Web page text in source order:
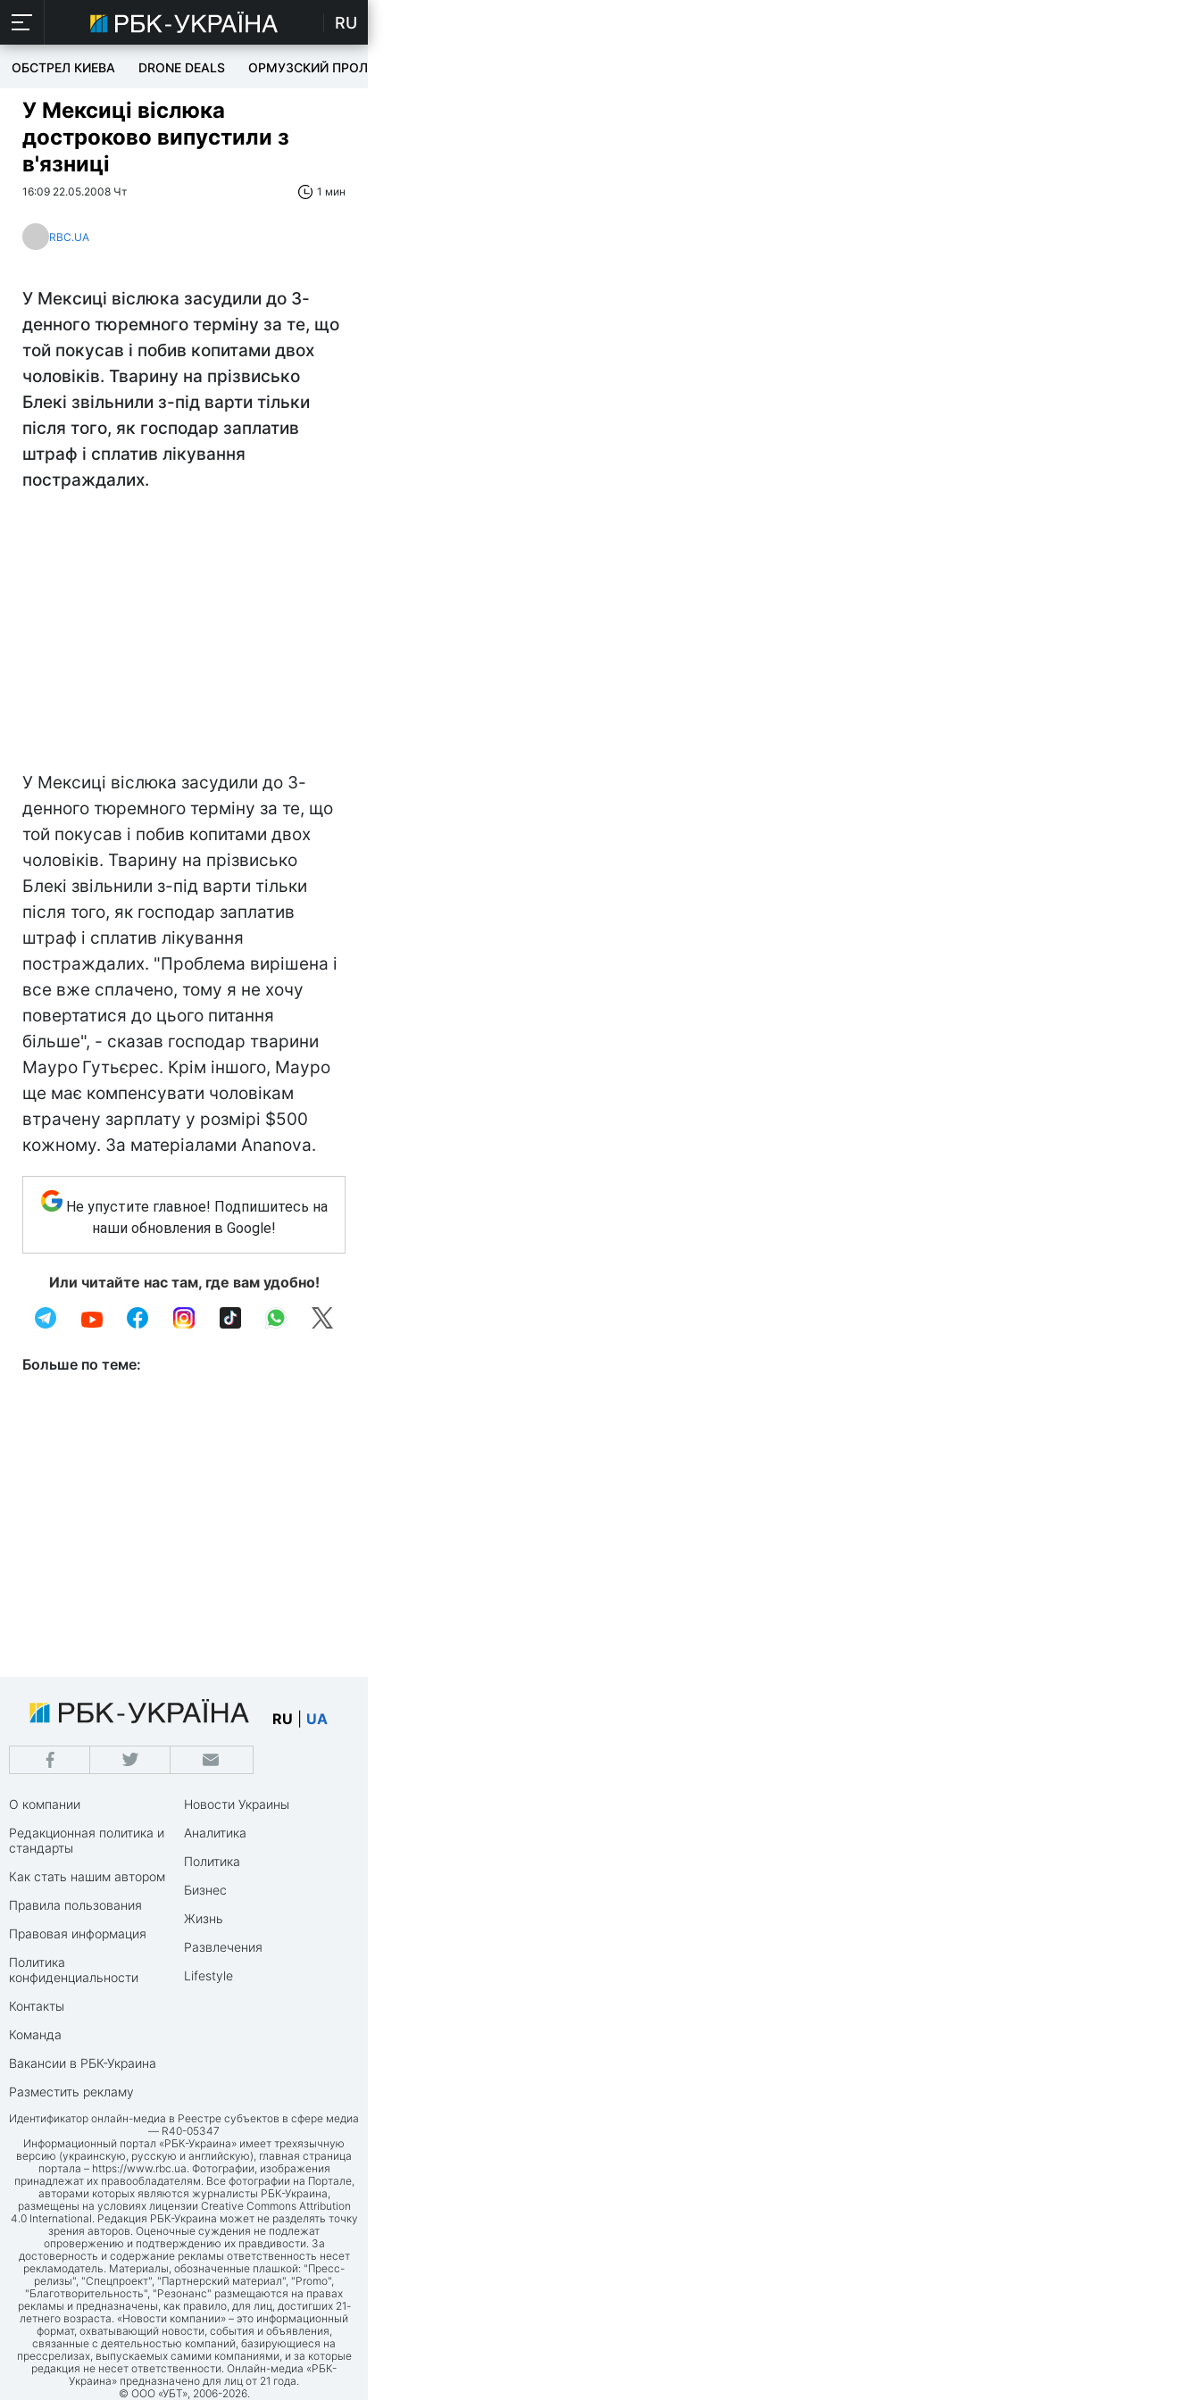
RU
ОБСТРЕЛ КИЕВА DRONE DEALS ОРМУЗСКИЙ ПРОЛИВ
У Мексиці віслюка
достроково випустили з
в'язниці
16:09 22.05.2008 Чт 1 мин
RBC.UA
У Мексиці віслюка засудили до 3-
денного тюремного терміну за те, що
той покусав і побив копитами двох
чоловіків. Тварину на прізвисько
Блекі звільнили з-під варти тільки
після того, як господар заплатив
штраф і сплатив лікування
постраждалих.
У Мексиці віслюка засудили до 3-
денного тюремного терміну за те, що
той покусав і побив копитами двох
чоловіків. Тварину на прізвисько
Блекі звільнили з-під варти тільки
після того, як господар заплатив
штраф і сплатив лікування
постраждалих. "Проблема вирішена і
все вже сплачено, тому я не хочу
повертатися до цього питання
більше", - сказав господар тварини
Мауро Гутьєрес. Крім іншого, Мауро
ще має компенсувати чоловікам
втрачену зарплату у розмірі $500
кожному. За матеріалами Ananova.
Не упустите главное! Подпишитесь на
наши обновления в Google!
Или читайте нас там, где вам удобно!
Больше по теме:
RU UA
О компании
Редакционная политика и
стандарты
Как стать нашим автором
Правила пользования
Правовая информация
Политика
конфиденциальности
Контакты
Команда
Вакансии в РБК-Украина
Разместить рекламу
Новости Украины
Аналитика
Политика
Бизнес
Жизнь
Развлечения
Lifestyle
Идентификатор онлайн-медиа в Реестре субъектов в сфере медиа
— R40-05347
Информационный портал «РБК-Украина» имеет трехязычную
версию (украинскую, русскую и английскую), главная страница
портала – https://www.rbc.ua. Фотографии, изображения
принадлежат их правообладателям. Все фотографии на Портале,
авторами которых являются журналисты РБК-Украина,
размещены на условиях лицензии Creative Commons Attribution
4.0 International. Редакция РБК-Украина может не разделять точку
зрения авторов. Оценочные суждения не подлежат
опровержению и подтверждению их правдивости. За
достоверность и содержание рекламы ответственность несет
рекламодатель. Материалы, обозначенные плашкой: "Пресс-
релизы", "Спецпроект", "Партнерский материал", "Promo",
"Благотворительность", "Резонанс" размещаются на правах
рекламы и предназначены, как правило, для лиц, достигших 21-
летнего возраста. «Новости компании» – это информационный
формат, охватывающий новости, события и объявления,
связанные с деятельностью компаний, базирующиеся на
прессрелизах, выпускаемых самими компаниями, и за которые
редакция не несет ответственности. Онлайн-медиа «РБК-
Украина» предназначено для лиц от 21 года.
© ООО «УБТ», 2006-2026.